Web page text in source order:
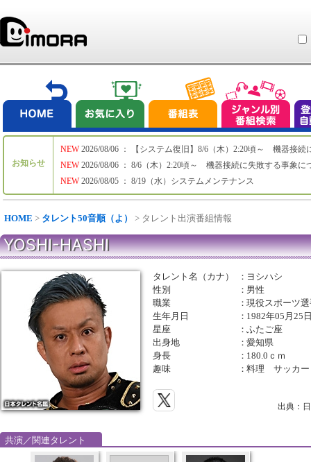
お知らせ
NEW
NEW
NEW
2026/08/06 ： 【システム復旧】8/6（木）2:20頃～ 機器接続
2026/08/06 ： 8/6（木）2:20頃～ 機器接続に失敗する事象に
2026/08/05 ： 8/19（水）システムメンテナンス
HOME > タレント50音順（よ） > タレント出演番組情報
YOSHI-HASHI
タレント名（カナ） ： ヨシハシ
性別
： 男性
職業
：現役スポーツ
生年月日
： 1982年05月25
星座
：ふたご座
出身地
：愛知県
身長
： 180.0ｃｍ
趣味
：料理 サッカー
出典：
共演／関連タレント